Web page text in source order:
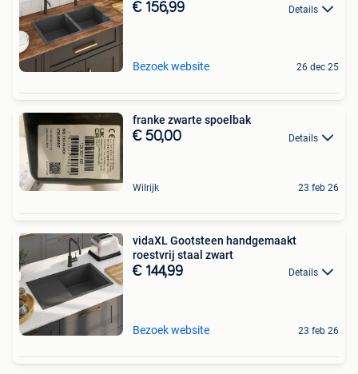
€ 156,99 Details
Bezoek website 26 dec 25
franke zwarte spoelbak
€ 50,00 Details
Wilrijk 23 feb 26
vidaXL Gootsteen handgemaakt
roestvrij staal zwart
€ 144,99 Details
Bezoek website 23 feb 26